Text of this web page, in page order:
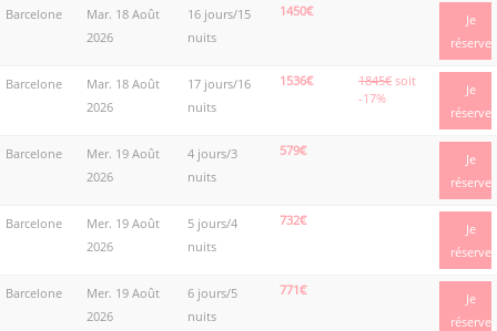
Barcelone
Mar. 18 Août
2026
16 jours/15
nuits
1450€
Je
réserve
Barcelone
Mar. 18 Août
2026
17 jours/16
nuits
1536€ 1845€ soit
-17%
Je
réserve
Barcelone
Mer. 19 Août
2026
4 jours/3
nuits
579€
Je
réserve
Barcelone
Mer. 19 Août
2026
5 jours/4
nuits
732€
Je
réserve
Barcelone
Mer. 19 Août
2026
6 jours/5
nuits
771€
Je
réserve